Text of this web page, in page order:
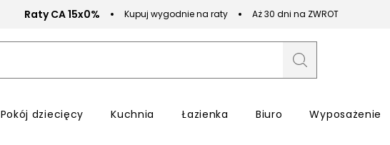
Raty CA 15x0% Kupuj wygodnie na raty Aż 30 dni na ZWROT
Pokój dziecięcy Kuchnia Łazienka Biuro Wyposażenie